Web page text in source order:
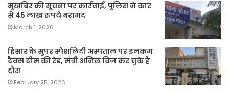
मुखबिर की सूचना पर कार्रवाई, पुलिस ने कार
से 45 लाख रुपये बरामद
March 1, 2026
हिसार के सुपर स्पेशलिटी अस्पताल पर इनकम
टैक्स टीम की रेड, मंत्री अनिल विज कर चुके हैं
दौरा
February 25, 2026